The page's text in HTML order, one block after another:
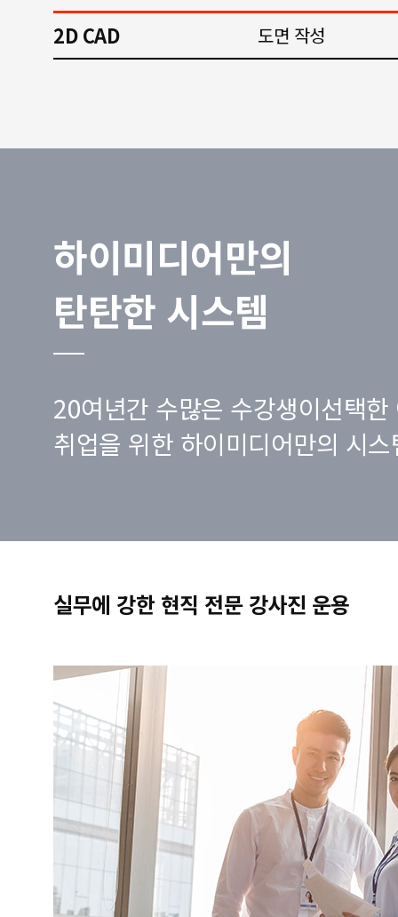
2D CAD 도면 작성
하이미디어만의
탄탄한 시스템
20여년간 수많은 수강생이선택한
취업을 위한 하이미디어만의 시
실무에 강한 현직 전문 강사진 운용